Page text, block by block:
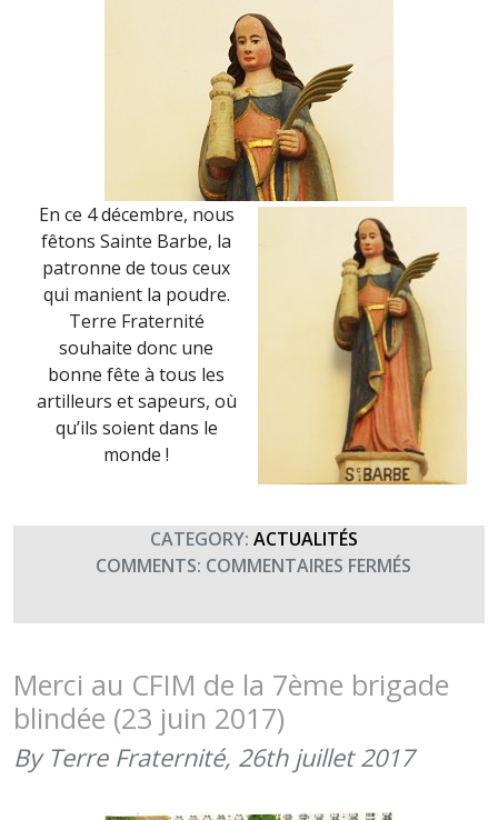
En ce 4 décembre, nous
fêtons Sainte Barbe, la
patronne de tous ceux
qui manient la poudre.
Terre Fraternité
souhaite donc une
bonne fête à tous les
artilleurs et sapeurs, où
qu’ils soient dans le
monde !
CATEGORY: ACTUALITÉS
COMMENTS: COMMENTAIRES FERMÉS
BARBE,
DES
DES
Merci au CFIM de la 7ème brigade
blindée (23 juin 2017)
By Terre Fraternité, 26th juillet 2017